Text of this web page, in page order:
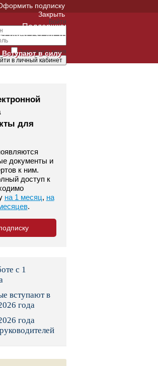
подписку
Закрыть
Войти
Запомнить меня
Поддержка:
(495) 737-44-10
Вступают в силу
для
документы и
к ним.
доступ к
на 1 месяц, на
.
с 1
вступают в
года
года